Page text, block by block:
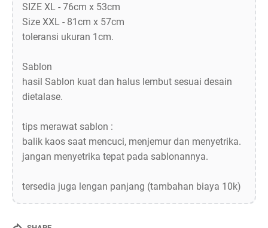
SIZE XL - 76cm x 53cm
Size XXL - 81cm x 57cm
toleransi ukuran 1cm.
Sablon
hasil Sablon kuat dan halus lembut sesuai desain
dietalase.
tips merawat sablon :
balik kaos saat mencuci, menjemur dan menyetrika.
jangan menyetrika tepat pada sablonannya.
tersedia juga lengan panjang (tambahan biaya 10k)